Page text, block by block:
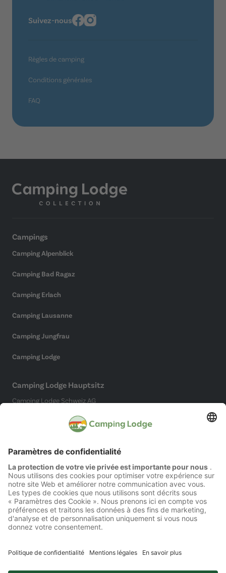
Suivez-nous
Règles de camping
Conditions générales
FAQ
Campings
Camping Alpenblick
Camping Bad Ragaz
Camping Erlach
Camping Lausanne
Camping Jungfrau
Camping Lodge
Camping Lodge Hauptsitz
Camping Lodge Schweiz AG
Réseaux sociaux
Mentions légales